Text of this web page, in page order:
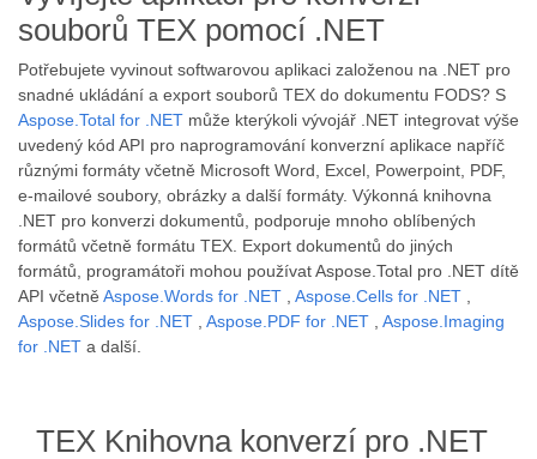
souborů TEX pomocí .NET
Potřebujete vyvinout softwarovou aplikaci založenou na .NET pro
snadné ukládání a export souborů TEX do dokumentu FODS? S
Aspose.Total for .NET může kterýkoli vývojář .NET integrovat výše
uvedený kód API pro naprogramování konverzní aplikace napříč
různými formáty včetně Microsoft Word, Excel, Powerpoint, PDF,
e-mailové soubory, obrázky a další formáty. Výkonná knihovna
.NET pro konverzi dokumentů, podporuje mnoho oblíbených
formátů včetně formátu TEX. Export dokumentů do jiných
formátů, programátoři mohou používat Aspose.Total pro .NET dítě
API včetně Aspose.Words for .NET Aspose.Cells for .NET
Aspose.Slides for .NET
Aspose.PDF for .NET
Aspose.Imaging
for .NET a další.
TEX Knihovna konverzí pro .NET